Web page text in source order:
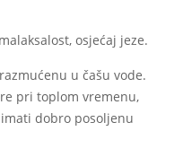
osjećaj jeze.
u čašu vode.
pri toplom vremenu,
dobro posoljenu